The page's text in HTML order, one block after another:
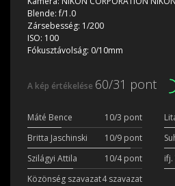
Blende:f/1.0
Zársebesség: 1/200
ISO: 100
Fókusztávolság: 0/10mm
A kép értékelése 60/31 pont
Máté Bence 10/3 pont
Britta Jaschinski
10/9 pont
Szilágyi Attila
10/4 pont ifj.
Közönség szavazat4 szavazat